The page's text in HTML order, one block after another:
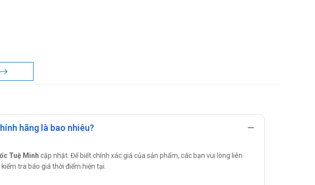
ăn 1 giờ như mong muốn (dưới 180 mg/ dL) hoặc đạt liều tối đa 50 mg, 3 lần
bệnh nặng trên 60 kg).
mong muốn hơn mà vẫn có hiệu quả như khi dùng liều 100 mg, 3l ngày.
điều trị bằng acarbose.
sulfonylurea va/ hoặc insulin. Khi điều trị hạ glucose máu, phải dùng glucose
hãng là bao nhiêu?
Tuệ Minh cập nhật. Để biết chính xác giá của sản phẩm, các bạn vui lòng liên
tra báo giá thời điểm hiện tại.